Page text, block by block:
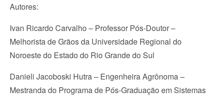
Autores:
Ivan Ricardo Carvalho – Professor Pós-Doutor –
Melhorista de Grãos da Universidade Regional do
Noroeste do Estado do Rio Grande do Sul
Danieli Jacoboski Hutra – Engenheira Agrônoma –
Mestranda do Programa de Pós-Graduação em Sistemas